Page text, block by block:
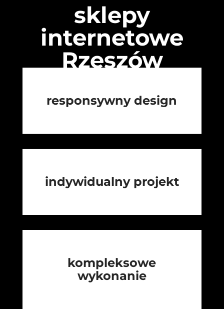
sklepy
internetowe
Rzeszów
responsywny design
indywidualny projekt
kompleksowe
wykonanie